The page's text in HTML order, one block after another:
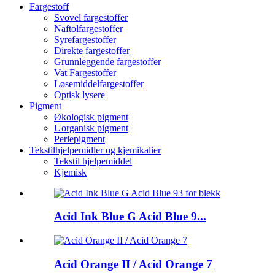
Fargestoff
Svovel fargestoffer
Naftolfargestoffer
Syrefargestoffer
Direkte fargestoffer
Grunnleggende fargestoffer
Vat Fargestoffer
Løsemiddelfargestoffer
Optisk lysere
Pigment
Økologisk pigment
Uorganisk pigment
Perlepigment
Tekstilhjelpemidler og kjemikalier
Tekstil hjelpemiddel
Kjemisk
Acid Ink Blue G Acid Blue 9...
Acid Orange II / Acid Orange 7